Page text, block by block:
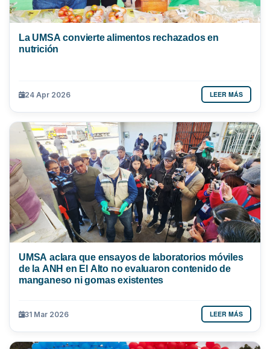
La UMSA convierte alimentos rechazados en
nutrición
24 Apr 2026 LEER MÁS
UMSA aclara que ensayos de laboratorios móviles
de la ANH en El Alto no evaluaron contenido de
manganeso ni gomas existentes
31 Mar 2026 LEER MÁS